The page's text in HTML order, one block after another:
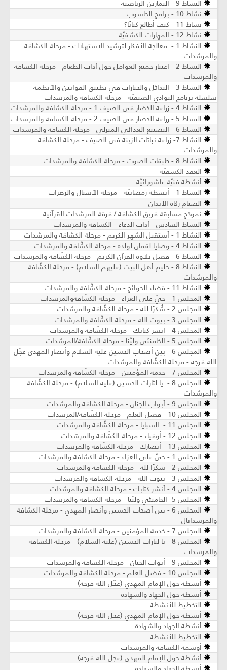
النشاط 9 - التمارين الرياضية
نشاط 10 - برامج الحاسوب
نشاط 11 - كيف أطالع كتابًا؟
نشاط 12 - المهارات الكشفيّة
النشاط 1 - معالجة الأفكار لترشيد الاستهلاك - مرحلة الكشافة
والمرشدات
النشاط 2 - اعتبار جميع العوامل حول آداب الطعام - مرحلة الكشافة
والمرشدات
النشاط 3 - البدائل والخيارات في تطبيق القوانين والأنظمة -
سلسلة برنامج النوادي الصيفيّة - مرحلة الكشافة والمرشدات
النشاط 4 - زراعة الخضار في الصيف 1 - مرحلة الكشافة والمرشدات
النشاط 5 - زراعة الخضار في الصيف 2 - مرحلة الكشافة والمرشدات
النشاط 6 - التصنيع الغذائي المنزلي - مرحلة الكشافة والمرشدات
النشاط 7- زراعة نباتات الزينة في الصيف ​- مرحلة الكشافة
والمرشدات
النشاط 8 - طبقات الصوت - مرحلة الكشافة والمرشدات
العقد الكشفيّة
أنشطة فنيّة عاشورائيّة
النشاط 1 - أنشطة رمضانيّة - مرحلة الأشبال والزهرات
الصيام زكاة الأبدان
نموذج مسابقة فريق الكشافة / فرقة المرشدات القرآنية
النشاط السادس - آداب الدعاء - الكشافة والمرشدات
النشاط 1 - أستقبل الشهر الكريم - مرحلة الكشافة والمرشدات
النشاط 4 - وصايا لقمان لولده - مرحلة الكشّافة والمرشدات
النشاط 6 - فضل تلاوة القرآن الكريم - مرحلة الكشّافة والمرشدات
النشاط 8 - حليم أهل البيت (عليهم السلام) - مرحلة الكشّافة
والمرشدات
النشاط 11 - قضاء الحوائج - مرحلة الكشّافة والمرشدات
المجلس 1 - حيّ على العزاء - مرحلة الكشّافةوالمرشدات
المجلس 2 - شُكرًا لله - مرحلة الكشّافة والمرشدات
المجلس 3 - بيوت الله - مرحلة الكشّافة والمرشدات
المجلس 4 - انشر كتابك - مرحلة الكشّافة والمرشدات
المجلس 5 - الخامنئي وليّنا - مرحلة الكشّافة/المرشدات
المجلس 6 - بين أصحاب الحسين عليه السلام وأنصار المهدي عجّل
الله فرجه - مرحلة الكشّافة والمرشدات
المجلس 7 - خدمة المؤمنين - مرحلة الكشّافة والمرشدات
المجلس 8 - يا لثارات الحسين (عليه السلام) - مرحلة الكشّافة
والمرشدات
المجلس 9 - أبواب الجنان - مرحلة الكشافة والمرشدات
المجلس 10 - فضل العلم - مرحلة الكشّافة/المرشدات
المجلس 11 - السبايا - مرحلة الكشّافة والمرشدات
المجلس 12 - أوفياء - مرحلة الكشّافة والمرشدات
المجلس 13 - أنصارك - مرحلة الكشّافة والمرشدات
المجلس 1 - حيّ على العزاء - مرحلة الكشافة والمرشدات
المجلس 2 - شكرًا لله - مرحلة الكشافة والمرشدات
المجلس 3 - بيوت الله - مرحلة الكشافة والمرشدات
المجلس 4 - أنشر كتابك - مرحلة الكشافة والمرشدات
المجلس 5 -الخامنئي وليّنا - مرحلة الكشافة والمرشدات
المجلس 6 - بين أصحاب الحسين وأنصار المهدي - مرحلة الكشافة
والمرشداتال
المجلس 7 - خدمة المؤمنين - مرحلة الكشافة والمرشدات
المجلس 8 - يا لثارات الحسين (عليه السلام) - مرحلة الكشافة
والمرشدات
المجلس 9 - أبواب الجنان - مرحلة الكشافة والمرشدات
المجلس 10 - فضل العلم - مرحلة الكشافة والمرشدات
أنشطة حول الإمام المهدي (عجّل الله فرجه)
أنشطة حول الجهاد والشهادة
التخطيط للأنشطة
أنشطة حول الإمام المهدي (عجل الله فرجه)
أنشطة الجهاد والشهادة
التخطيط للأنشطة
أوسمة الكشافة والمرشدات
أنشطة حول الإمام المهدي (عجل الله فرجه)